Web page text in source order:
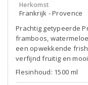
Herkomst
Frankrijk - Provence
Prachtig getypeerde
framboos,
een opwekkende
verfijnd fruitig en
Flesinhoud: 1500 ml